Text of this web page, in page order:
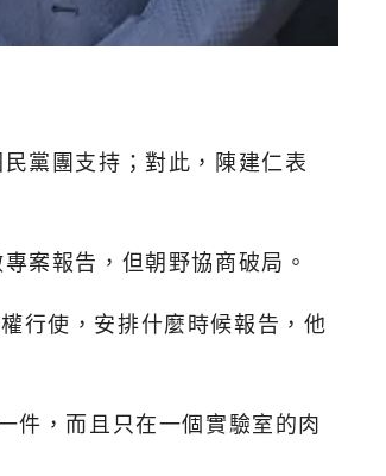
黨團支持；對此，陳建仁表
案報告，但朝野協商破局。
行使，安排什麼時候報告，他
件，而且只在一個實驗室的肉